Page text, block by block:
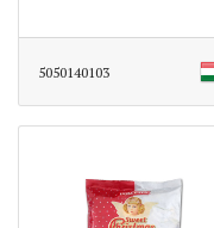
5050140103